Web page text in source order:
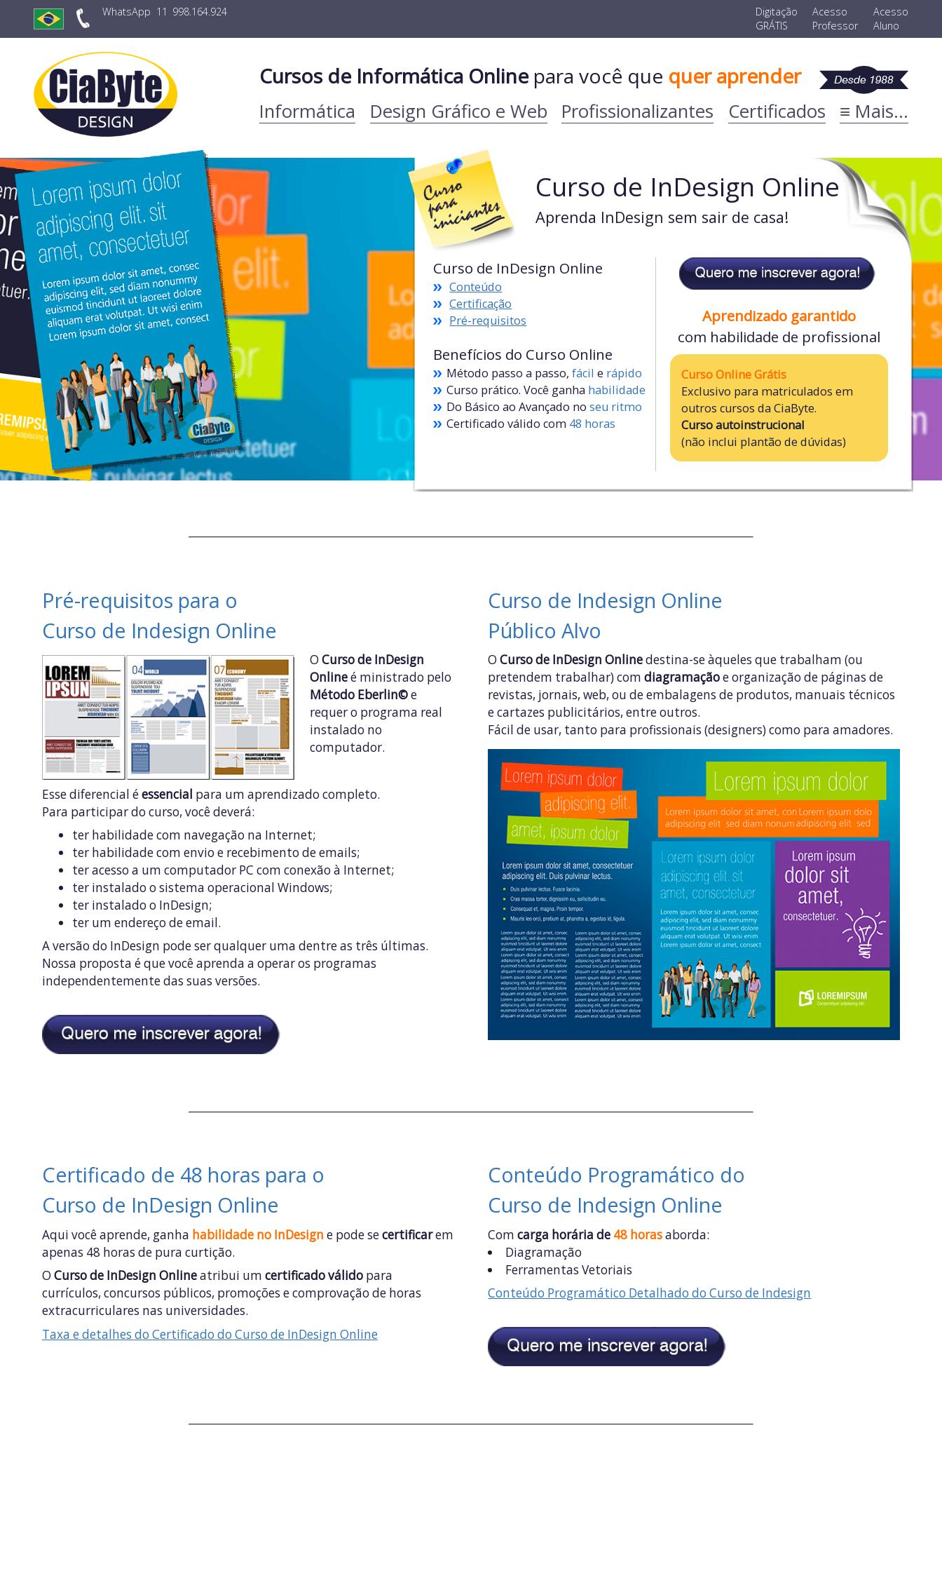
Acesso
Aluno
Acesso
Professor
Digitação
GRÁTIS
WhatsApp 11 998.164.924
Cursos de Informática Onlinepara você que quer aprender
≡ Mais...
Certificados
Profissionalizantes
Design Gráfico e Web
Informática
Curso de InDesign Online
Aprenda InDesign sem sair de casa!
Aprendizado garantido
com habilidade de profissional
Curso Online Grátis
Exclusivo para matriculados em
outros cursos da CiaByte.
Curso autoinstrucional
(não inclui plantão de dúvidas)
Curso de InDesign Online
Conteúdo
Certificação
Pré-requisitos
Benefícios do Curso Online
Método passo a passo,fácil e rápido
Curso prático. Você ganha habilidade
Do Básico ao Avançado noseu ritmo
Certificado válido com 48 horas
Curso de Indesign Online
Público Alvo
OCurso de InDesign Onlinedestina-se àqueles que trabalham (ou
pretendem trabalhar) comdiagramaçãoe organização de páginas de
revistas, jornais, web, ou de embalagens de produtos, manuais técnicos
e cartazes publicitários, entre outros.
Fácil de usar, tanto para profissionais (designers) como para amadores.
Pré-requisitos para o
Curso de Indesign Online
O Curso de InDesign
Onlineé ministrado pelo
Método Eberlin©e
requer o programa real
instalado no
computador.
Esse diferencial éessencial para um aprendizado completo.
Para participar do curso, você deverá:
ter habilidade com navegação na Internet;
ter habilidade com envio e recebimento de emails;
ter acesso a um computador PC com conexão à Internet;
ter instalado o sistema operacional Windows;
ter instalado o InDesign;
ter um endereço de email.
A versão do InDesign pode ser qualquer uma dentre as três últimas.
Nossa proposta é que você aprenda a operar os programas
independentemente das suas versões.
Certificado de 48 horas para o
Curso de InDesign Online
Aqui você aprende, ganha habilidade no InDesign e pode secertificarem
apenas 48 horas de pura curtição.
O Curso de InDesign Onlineatribui um certificado válido para
currículos, concursos públicos, promoções e comprovação de horas
extracurriculares nas universidades.
Taxa e detalhes do Certificado do Curso de InDesign Online
Conteúdo Programático do
Curso de Indesign Online
Comcarga horária de 48 horasaborda:
Diagramação
Ferramentas Vetoriais
Conteúdo Programático Detalhado do Curso de Indesign